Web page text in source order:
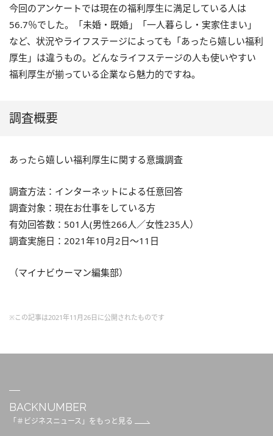
今回のアンケートでは現在の福利厚生に満足している人は
56.7％でした。「未婚・既婚」「一人暮らし・実家住まい」
など、状況やライフステージによっても「あったら嬉しい福利
厚生」は違うもの。どんなライフステージの人も使いやすい
福利厚生が揃っている企業なら魅力的ですね。
調査概要
あったら嬉しい福利厚生に関する意識調査
調査方法：インターネットによる任意回答
調査対象：現在お仕事をしている方
有効回答数：501人(男性266人／女性235人）
調査実施日：2021年10月2日～11日
（マイナビウーマン編集部）
※この記事は2021年11月26日に公開されたものです
BACKNUMBER
「＃ビジネスニュース」をもっと見る